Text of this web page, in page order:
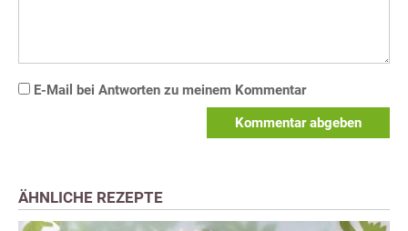
E-Mail bei Antworten zu meinem Kommentar
Kommentar abgeben
ÄHNLICHE REZEPTE